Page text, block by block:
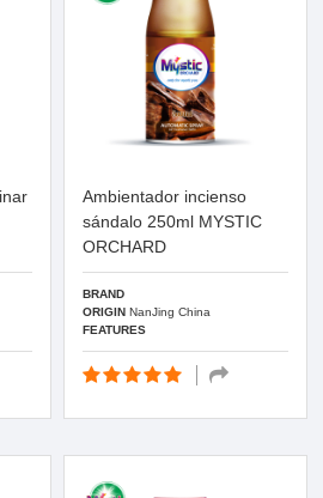
Ambientador incienso
sándalo 250ml MYSTIC
ORCHARD
BRAND
ORIGINNanJing China
FEATURES